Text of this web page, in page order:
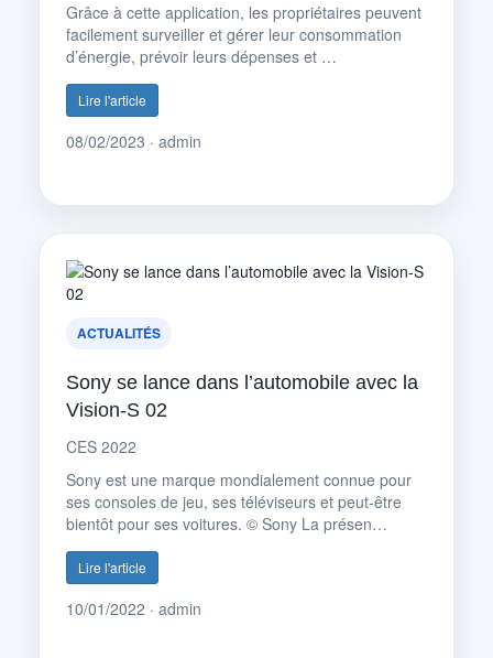
Grâce à cette application, les propriétaires peuvent
facilement surveiller et gérer leur consommation
d’énergie, prévoir leurs dépenses et …
Lire l'article
08/02/2023 · admin
ACTUALITÉS
Sony se lance dans l’automobile avec la
Vision-S 02
CES 2022
Sony est une marque mondialement connue pour
ses consoles de jeu, ses téléviseurs et peut-être
bientôt pour ses voitures. © Sony La présen…
Lire l'article
10/01/2022 · admin